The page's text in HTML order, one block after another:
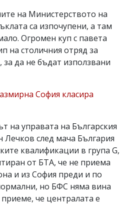
на Министерството на
са изпочупени, а там
Огромен куп с павета
на столичния отряд за
за да не бъдат използвани
София класира
на управата на Българския
след мача България
квалификации в група G,
от БТА, че не приема
и из София преди и по
но БФС няма вина
че централата е